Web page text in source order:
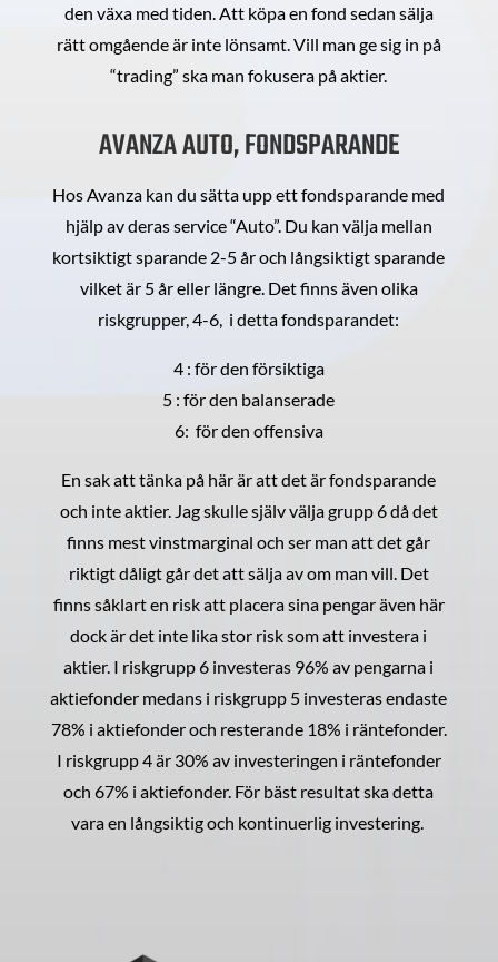
den växa med tiden. Att köpa en fond sedan sälja
rätt omgående är inte lönsamt. Vill man ge sig in på
“trading” ska man fokusera på aktier.
AVANZA AUTO, FONDSPARANDE
Hos Avanza kan du sätta upp ett fondsparande med
hjälp av deras service “Auto”. Du kan välja mellan
kortsiktigt sparande 2-5 år och långsiktigt sparande
vilket är 5 år eller längre. Det finns även olika
riskgrupper, 4-6, i detta fondsparandet:
4 : för den försiktiga
5 : för den balanserade
6: för den offensiva
En sak att tänka på här är att det är fondsparande
och inte aktier. Jag skulle själv välja grupp 6 då det
finns mest vinstmarginal och ser man att det går
riktigt dåligt går det att sälja av om man vill. Det
finns såklart en risk att placera sina pengar även här
dock är det inte lika stor risk som att investera i
aktier. I riskgrupp 6 investeras 96% av pengarna i
aktiefonder medans i riskgrupp 5 investeras endaste
78% i aktiefonder och resterande 18% i räntefonder.
I riskgrupp 4 är 30% av investeringen i räntefonder
och 67% i aktiefonder. För bäst resultat ska detta
vara en långsiktig och kontinuerlig investering.